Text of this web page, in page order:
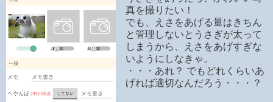
真を撮りたい！
でも、えさをあげる量はきちん
と管理しないとうさぎが太って
しまうから、えさをあげすぎな
いようにしなきゃ。
・・・あれ？ でもどれくらいあ
げれば適切なんだろう・・・？